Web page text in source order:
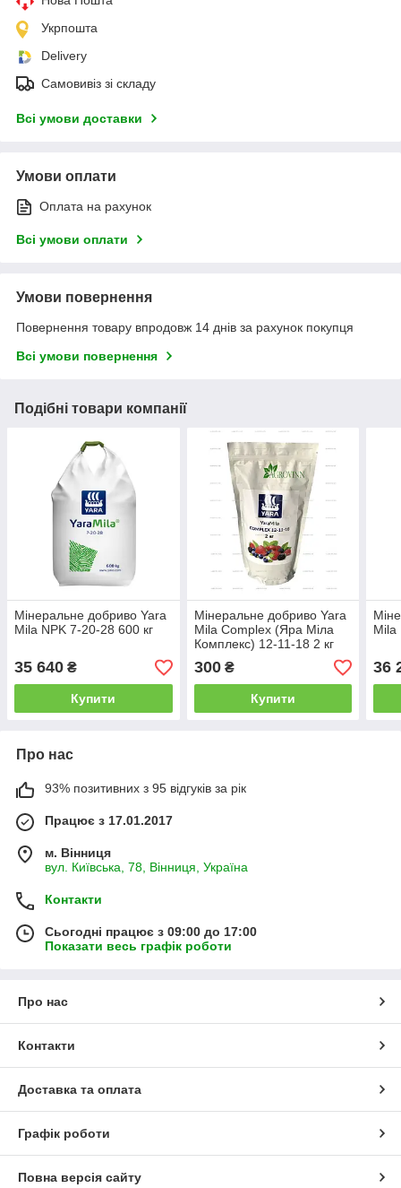
Укрпошта
Delivery
Самовивіз зі складу
Всі умови доставки
Умови оплати
Оплата на рахунок
Всі умови оплати
Умови повернення
Повернення товару впродовж 14 днів за рахунок покупця
Всі умови повернення
Подібні товари компанії
Мінеральне добриво Yara
Mila NPK 7-20-28 600 кг
35 640 ₴
Купити
Мінеральне добриво Yara
Mila Complex (Яра Міла
Комплекс) 12-11-18 2 кг
300₴
Купити
Mila
36
Про нас
93% позитивних з 95 відгуків за рік
Працює з 17.01.2017
м. Вінниця
вул. Київська, 78, Вінниця, Україна
Контакти
Сьогодні працює з 09:00 до 17:00
Показати весь графік роботи
Про нас
Контакти
Доставка та оплата
Графік роботи
Повна версія сайту